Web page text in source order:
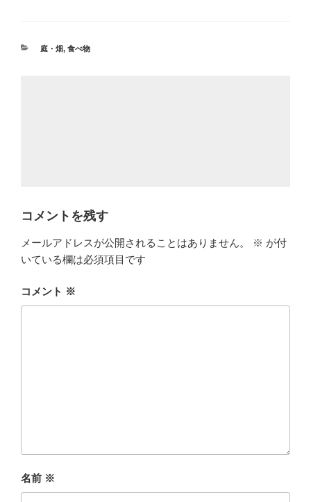
カ
庭・畑, 食べ物
コメントを残す
メールアドレスが公開されることはありません。 ※ が付
いている欄は必須項目です
コメント ※
名前 ※